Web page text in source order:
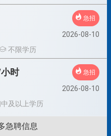
急招
2026-08-10
不限学历
时 急招
2026-08-10
及以上学历
急聘信息